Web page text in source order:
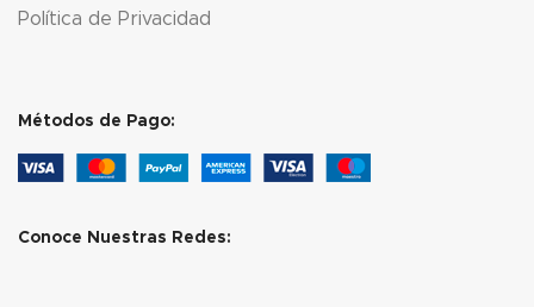
Política de Privacidad
Métodos de Pago:
Conoce Nuestras Redes: